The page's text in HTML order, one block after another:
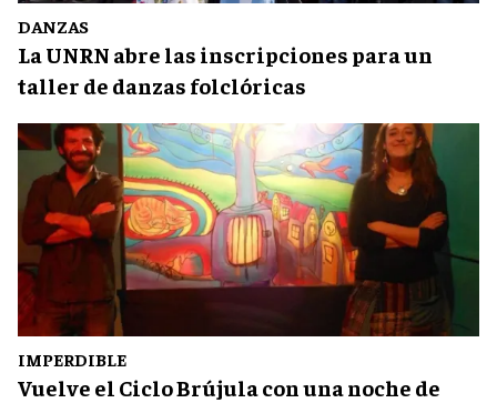
DANZAS
La UNRN abre las inscripciones para un
taller de danzas folclóricas
IMPERDIBLE
Vuelve el Ciclo Brújula con una noche de